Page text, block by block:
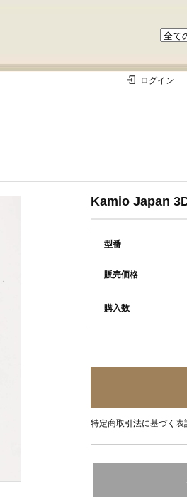
ログイン
Kamio Japan
型番
販売価格
購入数
特定商取引法に基づく表